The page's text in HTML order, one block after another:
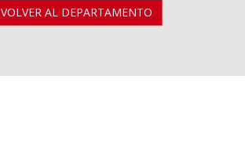
AL DEPARTAMENTO